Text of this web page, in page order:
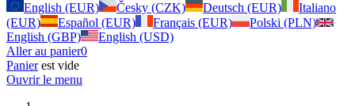
English (EUR)
Česky (CZK) Deutsch (EUR)
Italiano
(EUR)
Español (EUR) Français (EUR)
Polski (PLN)
English (GBP)
English (USD)
Aller au panier0
Panierest vide
Ouvrir le menu